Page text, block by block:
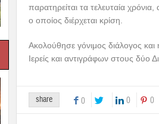
παρατηρείται τα τελευταία
ο οποίος διέρχεται κρίση.
Ακολούθησε γόνιμος διάλογος
Ιερείς και αντιγράφων στους δύο
share 0 0 0